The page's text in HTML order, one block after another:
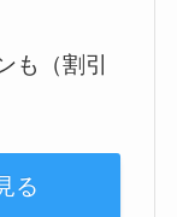
も（割引
る